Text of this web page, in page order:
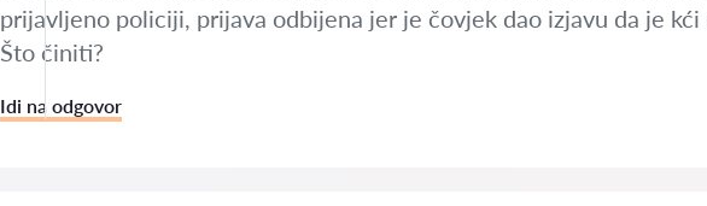
prijavljeno policiji, prijava odbijena jer je čovjek dao izjavu da je
Što činiti?
Idi na odgovor